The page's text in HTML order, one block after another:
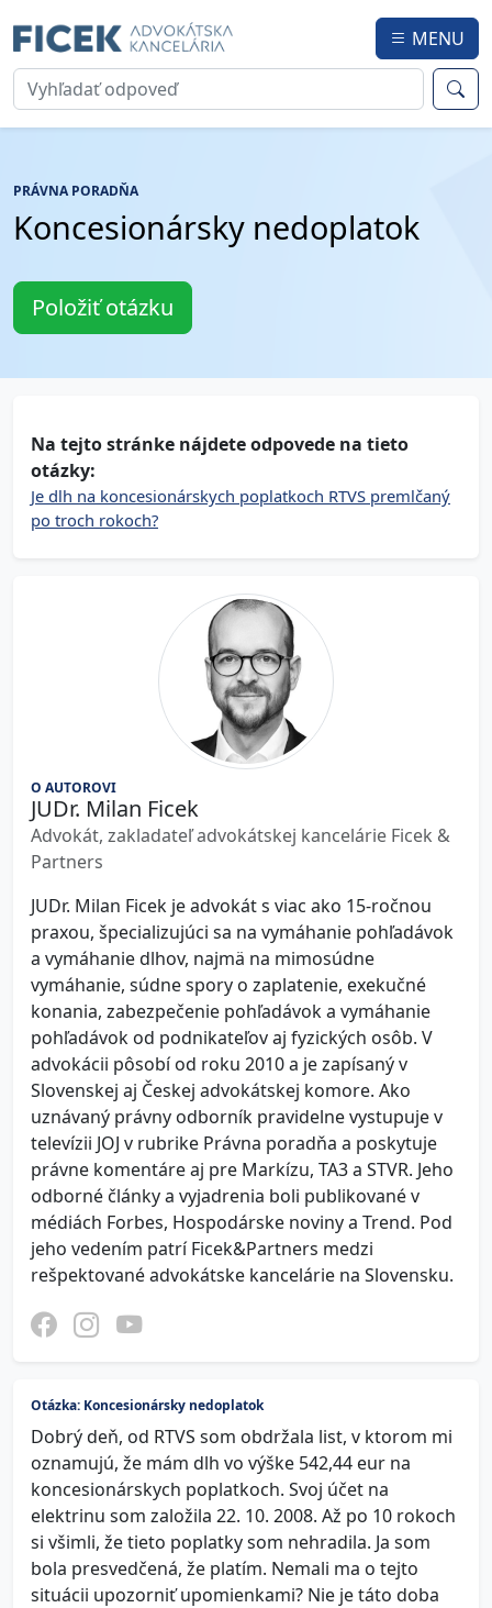
MENU
PRÁVNA PORADŇA
Koncesionársky nedoplatok
Položiť otázku
Na tejto stránke nájdete odpovede na tieto
otázky:
Je dlh na koncesionárskych poplatkoch RTVS premlčaný
po troch rokoch?
O AUTOROVI
JUDr. Milan Ficek
Advokát, zakladateľ advokátskej kancelárie Ficek &
Partners
JUDr. Milan Ficek je advokát s viac ako 15-ročnou
praxou, špecializujúci sa na vymáhanie pohľadávok
a vymáhanie dlhov, najmä na mimosúdne
vymáhanie, súdne spory o zaplatenie, exekučné
konania, zabezpečenie pohľadávok a vymáhanie
pohľadávok od podnikateľov aj fyzických osôb. V
advokácii pôsobí od roku 2010 a je zapísaný v
Slovenskej aj Českej advokátskej komore. Ako
uznávaný právny odborník pravidelne vystupuje v
televízii JOJ v rubrike Právna poradňa a poskytuje
právne komentáre aj pre Markízu, TA3 a STVR. Jeho
odborné články a vyjadrenia boli publikované v
médiách Forbes, Hospodárske noviny a Trend. Pod
jeho vedením patrí Ficek&Partners medzi
rešpektované advokátske kancelárie na Slovensku.
Otázka: Koncesionársky nedoplatok
Dobrý deň, od RTVS som obdržala list, v ktorom mi
oznamujú, že mám dlh vo výške 542,44 eur na
koncesionárskych poplatkoch. Svoj účet na
elektrinu som založila 22. 10. 2008. Až po 10 rokoch
si všimli, že tieto poplatky som nehradila. Ja som
bola presvedčená, že platím. Nemali ma o tejto
situácii upozorniť upomienkami? Nie je táto doba